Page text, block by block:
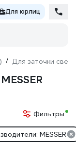
Для юрлиц
/ Для заточки сверл
Фильтры
MESSER